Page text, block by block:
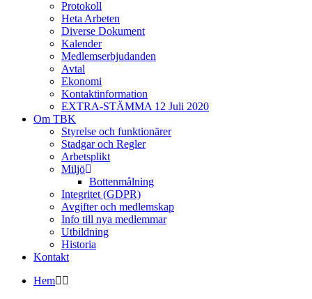
Protokoll
Heta Arbeten
Diverse Dokument
Kalender
Medlemserbjudanden
Avtal
Ekonomi
Kontaktinformation
EXTRA-STÄMMA 12 Juli 2020
Om TBK
Styrelse och funktionärer
Stadgar och Regler
Arbetsplikt
Miljö
Bottenmålning
Integritet (GDPR)
Avgifter och medlemskap
Info till nya medlemmar
Utbildning
Historia
Kontakt
Hem